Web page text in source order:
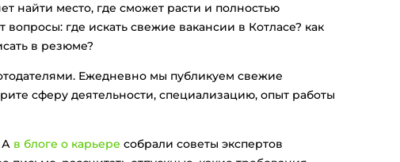
найти место, где сможет расти и полностью
где искать свежие вакансии в Котласе? как
в резюме?
Ежедневно мы публикуем свежие
сферу деятельности, специализацию, опыт работы
А в блоге о карьере собрали советы экспертов